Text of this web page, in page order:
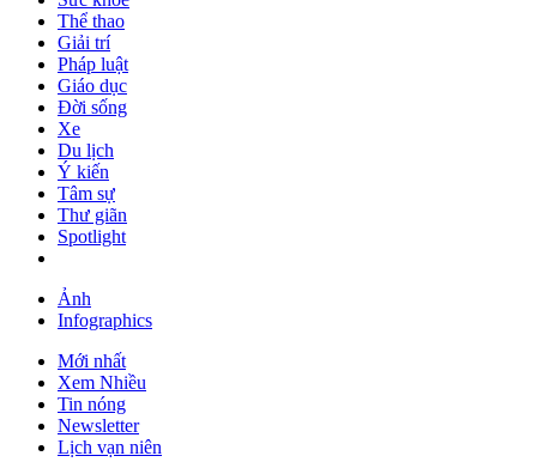
Thể thao
Giải trí
Pháp luật
Giáo dục
Đời sống
Xe
Du lịch
Ý kiến
Tâm sự
Thư giãn
Spotlight
Ảnh
Infographics
Mới nhất
Xem Nhiều
Tin nóng
Newsletter
Lịch vạn niên